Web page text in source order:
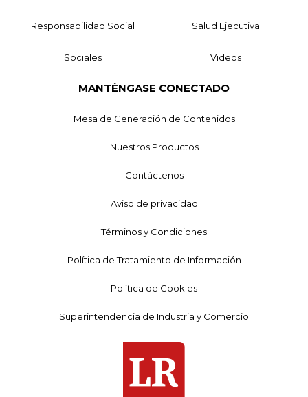
Responsabilidad Social Salud Ejecutiva
Sociales Videos
MANTÉNGASE CONECTADO
Mesa de Generación de Contenidos
Nuestros Productos
Contáctenos
Aviso de privacidad
Términos y Condiciones
Política de Tratamiento de Información
Política de Cookies
Superintendencia de Industria y Comercio